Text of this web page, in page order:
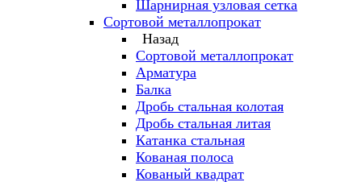
Шарнирная узловая сетка
Сортовой металлопрокат
Назад
Сортовой металлопрокат
Арматура
Балка
Дробь стальная колотая
Дробь стальная литая
Катанка стальная
Кованая полоса
Кованый квадрат